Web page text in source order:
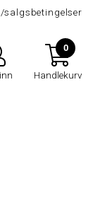
salgsbetingelser
0
Handlekurv